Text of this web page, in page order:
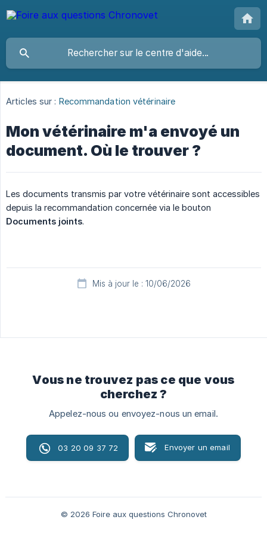
Articles sur : Recommandation vétérinaire
Mon vétérinaire m'a envoyé un
document. Où le trouver ?
Les documents transmis par votre vétérinaire sont accessibles
depuis la recommandation concernée via le bouton
Documents joints.
Mis à jour le : 10/06/2026
Vous ne trouvez pas ce que vous
cherchez ?
Appelez-nous ou envoyez-nous un email.
03 20 09 37 72 Envoyer un email
© 2026 Foire aux questions Chronovet